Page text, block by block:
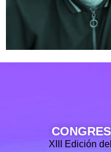
XIII Edición